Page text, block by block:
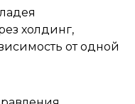
холдинг,
от одной